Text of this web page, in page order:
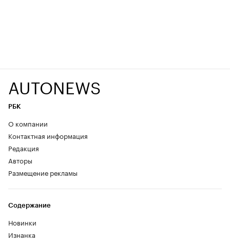
AUTONEWS
РБК
О компании
Контактная информация
Редакция
Авторы
Размещение рекламы
Содержание
Новинки
Изнанка